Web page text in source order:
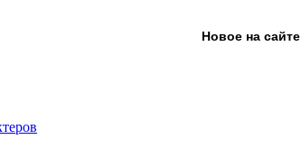
Новое на сайте